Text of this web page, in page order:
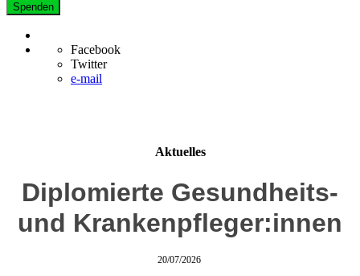
Spenden
Facebook
Twitter
e-mail
Aktuelles
Diplomierte Gesundheits-
und Krankenpfleger:innen
20/07/2026